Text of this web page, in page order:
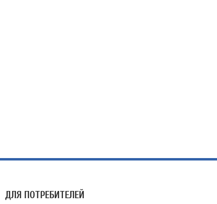
ДЛЯ ПОТРЕБИТЕЛЕЙ